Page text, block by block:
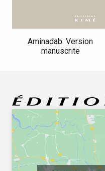
Aminadab. Version
manuscrite